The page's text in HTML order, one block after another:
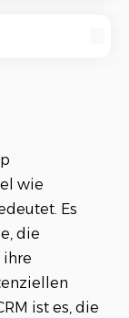
wie
Es
die
ist es, die